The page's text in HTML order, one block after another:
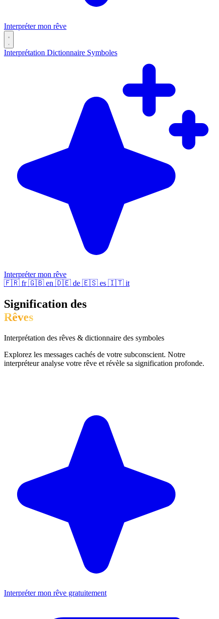
Interpréter mon rêve
Interprétation Dictionnaire Symboles
Interpréter mon rêve
🇫🇷 fr 🇬🇧 en 🇩🇪 de 🇪🇸 es 🇮🇹 it
Signification des
Rêves
Interprétation des rêves & dictionnaire des symboles
Explorez les messages cachés de votre subconscient. Notre
interpréteur analyse votre rêve et révèle sa signification profonde.
Interpréter mon rêve gratuitement